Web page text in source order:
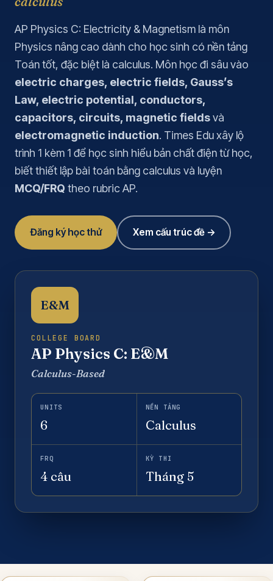
AP Physics C: Electricity & Magnetism là môn
Physics nâng cao dành cho học sinh có nền tảng
Toán tốt, đặc biệt là calculus. Môn học đi sâu vào
electric charges, electric fields, Gauss’s
Law, electric potential, conductors,
capacitors, circuits, magnetic fieldsvà
electromagnetic induction. Times Edu xây lộ
trình 1 kèm 1 để học sinh hiểu bản chất điện từ học,
biết thiết lập bài toán bằng calculus và luyện
MCQ/FRQ theo rubric AP.
Đăng ký học thử Xem cấu trúc đề →
E&M
COLLEGE BOARD
AP Physics C: E&M
Calculus-Based
UNITS
6
NỀN TẢNG
Calculus
FRQ
4 câu
KỲ THI
Tháng 5